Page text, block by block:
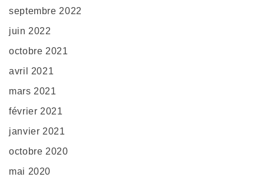
septembre 2022
juin 2022
octobre 2021
avril 2021
mars 2021
février 2021
janvier 2021
octobre 2020
mai 2020